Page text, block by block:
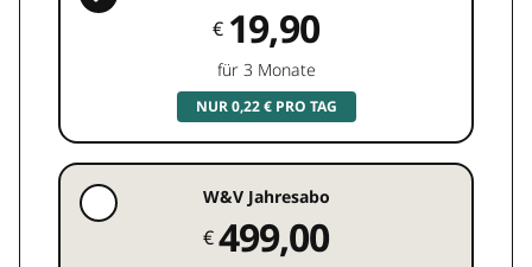
€ 19,90
für 3 Monate
NUR 0,22 € PRO TAG
W&V Jahresabo
€499,00